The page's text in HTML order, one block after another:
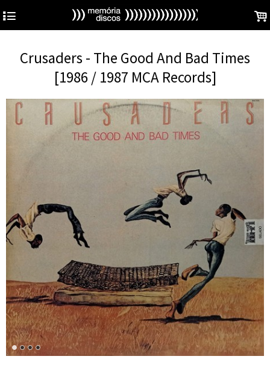
4 .
Crusaders - The Good And Bad Times
[1986 / 1987 MCA Records]